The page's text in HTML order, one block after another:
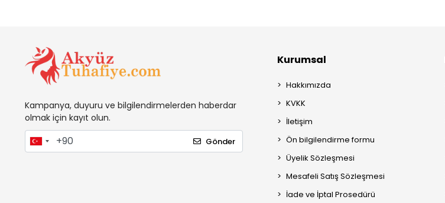
Kampanya, duyuru ve bilgilendirmelerden haberdar
olmak için kayıt olun.
Gönder
Kurumsal
Hakkımızda
KVKK
İletişim
Ön bilgilendirme formu
Üyelik Sözleşmesi
Mesafeli Satış Sözleşmesi
İade ve İptal Prosedürü